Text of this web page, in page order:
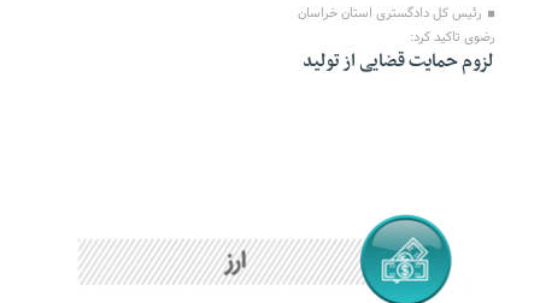
رئیس کل دادگستری استان خراسان
رضوی تاکید کرد:
لزوم حمایت قضایی از تولید